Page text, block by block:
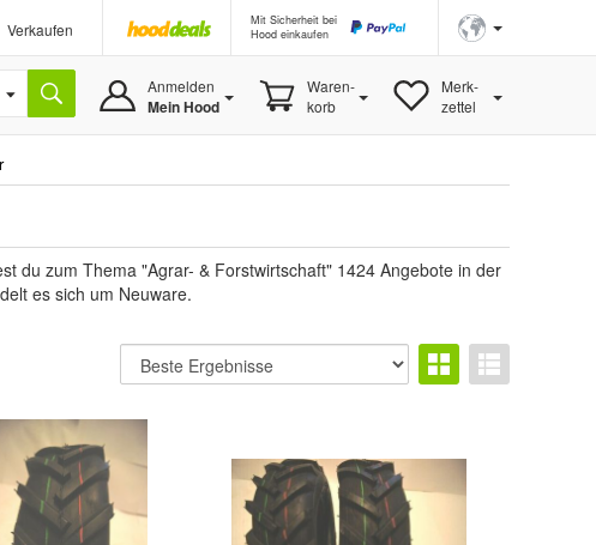
Verkaufen
Mit Sicherheit bei
Hood einkaufen
Anmelden
Mein Hood
Waren-
korb
Merk-
zettel
du zum Thema "Agrar- & Forstwirtschaft" 1424 Angebote in der
es sich um Neuware.